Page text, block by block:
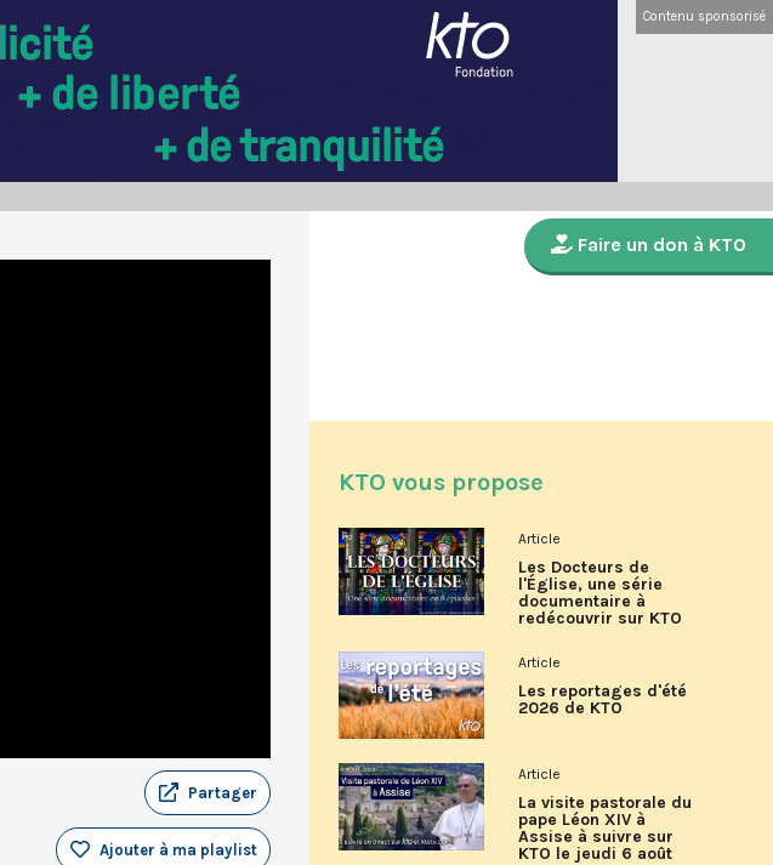
Contenu sponsorisé
Partager
Ajouter à ma playlist
Faire un don à KTO
KTO vous propose
Article
Les Docteurs de
l'Église, une série
documentaire à
redécouvrir sur KTO
Article
Les reportages d'été
2026 de KTO
Article
La visite pastorale du
pape Léon XIV à
Assise à suivre sur
KTO le jeudi 6 août